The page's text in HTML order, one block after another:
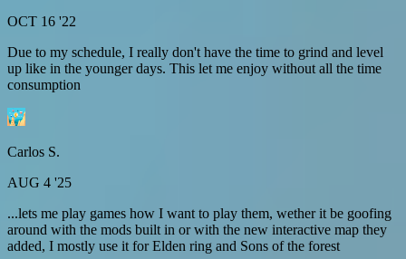
OCT 16 '22
Due to my schedule, I really don't have the time to grind and level
up like in the younger days. This let me enjoy without all the time
consumption
Carlos S.
AUG 4 '25
...lets me play games how I want to play them, wether it be goofing
around with the mods built in or with the new interactive map they
added, I mostly use it for Elden ring and Sons of the forest